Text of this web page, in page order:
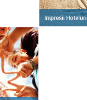
Impresii Hoteluri